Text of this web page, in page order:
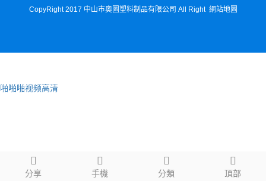
分享 手機 分類 頂部
CopyRight 2017 中山市奧圖塑料制品有限公司 All Right 網站地圖
啪啪啪视频高清